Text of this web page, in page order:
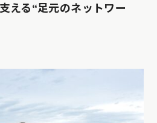
える“足元のネットワー